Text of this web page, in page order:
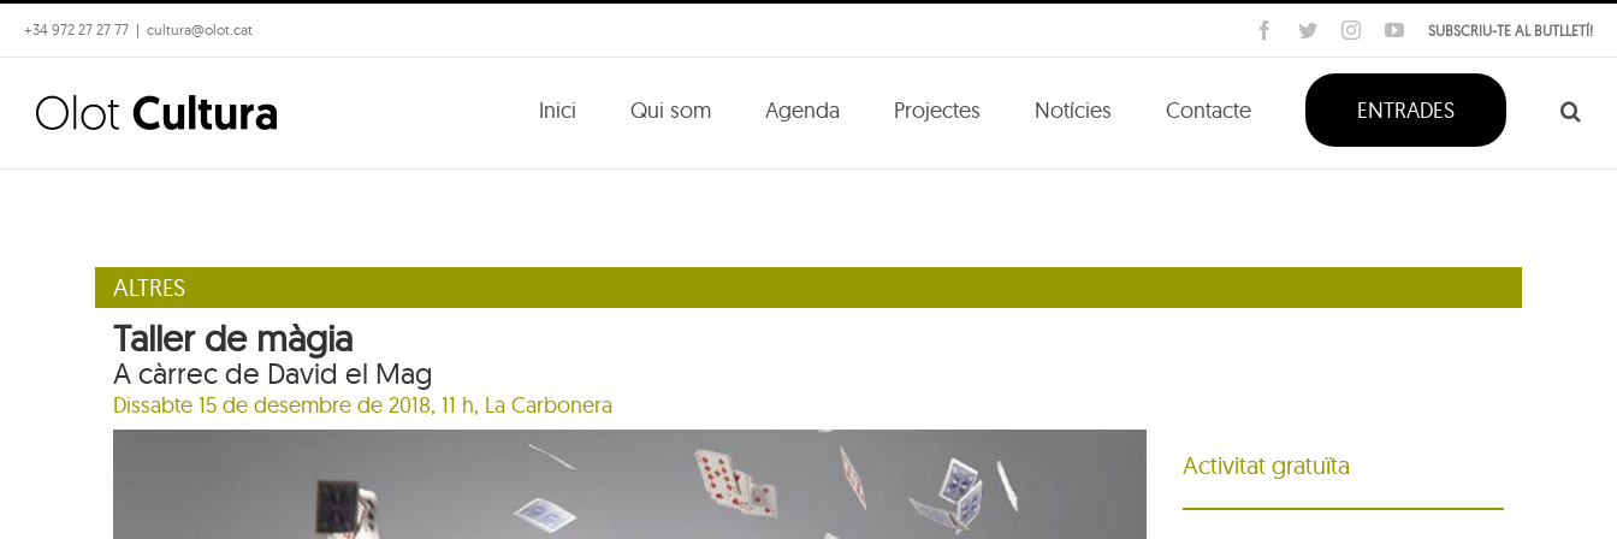
Skip
to
content
+34 972 27 27 77 | cultura@olot.cat SUBSCRIU-TE AL BUTLLETÍ!
Facebook
TwitterInstagramYouTube
Inici Qui som Agenda Projectes Notícies Contacte ENTRADES
ALTRES
Taller de màgia
A càrrec de David el Mag
Dissabte 15 de desembre de 2018, 11 h, La Carbonera
Activitat gratuïta